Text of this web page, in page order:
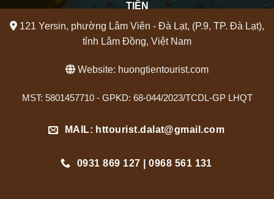
TIÊN
121 Yersin, phường Lâm Viên - Đà Lạt, (P.9, TP. Đà Lạt),
tỉnh Lâm Đồng, Việt Nam
Website: huongtientourist.com
MST: 5801457710 - GPKD: 68-044/2023/TCDL-GP LHQT
MAIL: httourist.dalat@gmail.com
0931 869 127 | 0968 561 131